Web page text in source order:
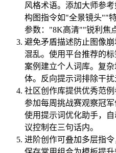
风格术语。添加大师参
构图指令如"全景镜头""
参数："8K高清""锐利焦
避免矛盾描述防止图像
混乱。使用平台推荐的
案例建立个人词库。复
体。反向提示词排除干扰
社区创作库提供优秀范例
参加每周挑战赛观察冠
使用提示词优化助手，
议控制在三句话内。
进阶创作可叠加多层指令